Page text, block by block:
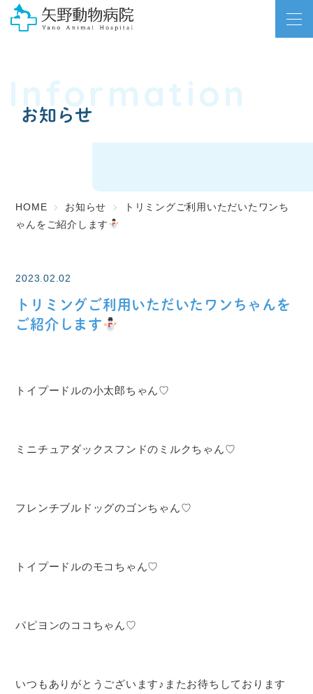
お知らせ
Information
HOME お知らせ
トリミングご利用いただいたワンち
ゃんをご紹介します
2023.02.02
トリミングご利用いただいたワンちゃんを
ご紹介します
トイプードルの小太郎ちゃん♡
ミニチュアダックスフンドのミルクちゃん♡
フレンチブルドッグのゴンちゃん♡
トイプードルのモコちゃん♡
パピヨンのココちゃん♡
いつもありがとうございます♪またお待ちしております